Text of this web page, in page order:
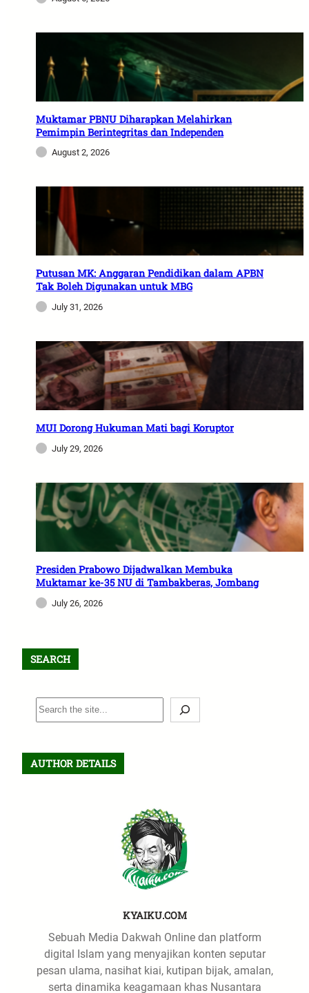
Muktamar PBNU Diharapkan Melahirkan
Pemimpin Berintegritas dan Independen
August 2, 2026
Putusan MK: Anggaran Pendidikan dalam APBN
Tak Boleh Digunakan untuk MBG
July 31, 2026
MUI Dorong Hukuman Mati bagi Koruptor
July 29, 2026
Presiden Prabowo Dijadwalkan Membuka
Muktamar ke-35 NU di Tambakberas, Jombang
July 26, 2026
SEARCH
S
e
r
c
AUTHOR DETAILS
KYAIKU.COM
Sebuah Media Dakwah Online dan platform
digital Islam yang menyajikan konten seputar
pesan ulama, nasihat kiai, kutipan bijak, amalan,
serta dinamika keagamaan khas Nusantara